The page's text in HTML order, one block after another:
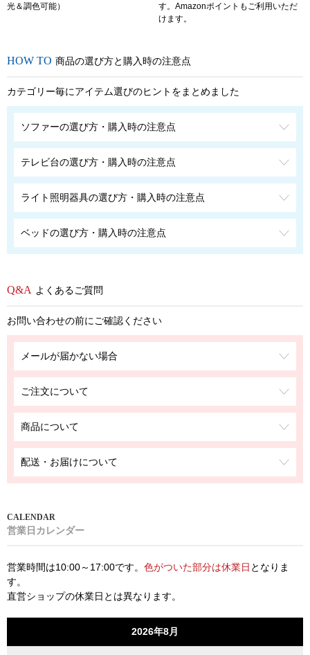
光＆調色可能）
す。Amazonポイントもご利用いただ
けます。
商品の選び方と購入時の注意点
カテゴリー毎にアイテム選びのヒントをまとめました
ソファーの選び方・購入時の注意点
テレビ台の選び方・購入時の注意点
ライト照明器具の選び方・購入時の注意点
ベッドの選び方・購入時の注意点
よくあるご質問
お問い合わせの前にご確認ください
メールが届かない場合
ご注文について
商品について
配送・お届けについて
営業日カレンダー
営業時間は10:00～17:00です。 色がついた部分は休業日 となりま
す。
直営ショップの休業日とは異なります。
2026年8月